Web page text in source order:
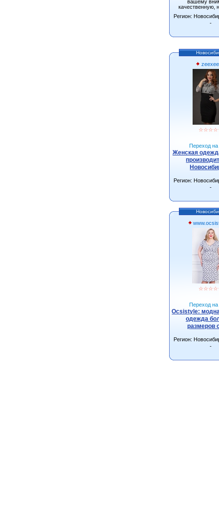
вашему
качественную,
Регион:
-
☆☆☆☆
Переход на
Женская
Регион:
-
☆☆☆☆
Переход на
Ocsistyle:
одежда
размеров
Регион:
-